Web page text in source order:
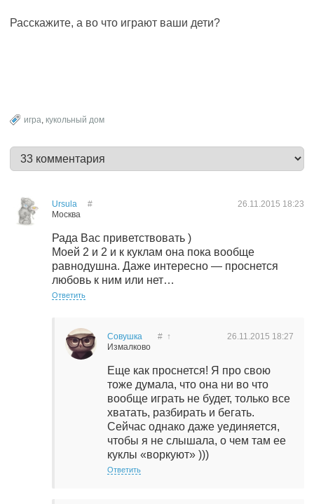
Расскажите, а во что играют ваши дети?
игра, кукольный дом
Ursula
Москва
26.11.2015 18:23
#
Рада Вас приветствовать )
Моей 2 и 2 и к куклам она пока вообще
равнодушна. Даже интересно — проснется
любовь к ним или нет…
Ответить
Совушка
Измалково
26.11.2015 18:27
# ↑
Еще как проснется! Я про свою
тоже думала, что она ни во что
вообще играть не будет, только все
хватать, разбирать и бегать.
Сейчас однако даже уединяется,
чтобы я не слышала, о чем там ее
куклы «воркуют» )))
Ответить